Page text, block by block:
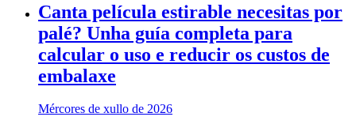
Canta película estirable necesitas por
palé? Unha guía completa para
calcular o uso e reducir os custos de
embalaxe
Mércores de xullo de 2026